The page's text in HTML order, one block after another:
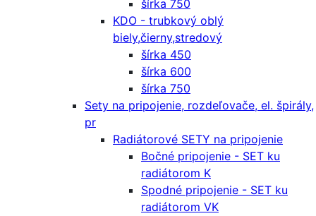
šírka 750
KDO - trubkový oblý
biely,čierny,stredový
šírka 450
šírka 600
šírka 750
Sety na pripojenie, rozdeľovače, el. špirály,
pr
Radiátorové SETY na pripojenie
Bočné pripojenie - SET ku
radiátorom K
Spodné pripojenie - SET ku
radiátorom VK